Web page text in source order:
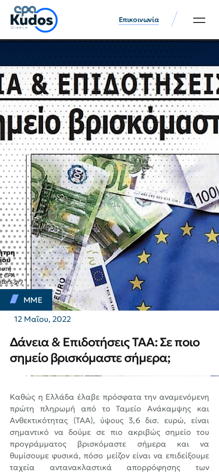
Επικοινωνία
ΜΜΕ
12 Μαΐου, 2022
Δάνεια & Επιδοτήσεις ΤΑΑ: Σε ποιο
σημείο βρισκόμαστε σήμερα;
Καθώς η Ελλάδα έλαβε πρόσφατα την αναμενόμενη
πρώτη πληρωμή από το Ταμείο Ανάκαμψης και
Ανθεκτικότητας (ΤΑΑ), ύψους 3,6 δισ. ευρώ, είναι
σημαντικό να δούμε σε πιο ακριβώς σημείο του
προγράμματος βρισκόμαστε σήμερα και να
θυμίσουμε φυσικά, πόσο μείζον είναι να επιδείξουμε
ταχεία αντανακλαστικά απορρόφησης των